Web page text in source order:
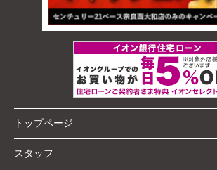
トップページ
スタッフ